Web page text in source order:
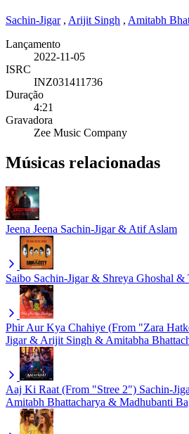
Sachin-Jigar, Arijit Singh , Amitabh
Lançamento
2022-11-05
ISRC
INZ031411736
Duração
4:21
Gravadora
Zee Music Company
Músicas relacionadas
Jeena Jeena Sachin-Jigar & Atif Aslam
Saibo Sachin-Jigar & Shreya Ghoshal &
Phir Aur Kya Chahiye (From "Zara
Jigar & Arijit Singh & Amitabha
Aaj Ki Raat (From "Stree 2") Sachin-
Amitabh Bhattacharya & Madhubanti